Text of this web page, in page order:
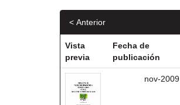
< Anterior
Vista
previa
Fecha de
publicación
nov-2009